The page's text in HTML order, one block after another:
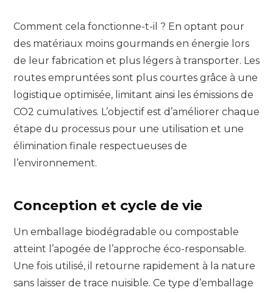
Comment cela fonctionne-t-il ? En optant pour
des matériaux moins gourmands en énergie lors
de leur fabrication et plus légers à transporter. Les
routes empruntées sont plus courtes grâce à une
logistique optimisée, limitant ainsi les émissions de
CO2 cumulatives. L’objectif est d’améliorer chaque
étape du processus pour une utilisation et une
élimination finale respectueuses de
l’environnement.
Conception et cycle de vie
Un emballage biodégradable ou compostable
atteint l’apogée de l’approche éco-responsable.
Une fois utilisé, il retourne rapidement à la nature
sans laisser de trace nuisible. Ce type d’emballage